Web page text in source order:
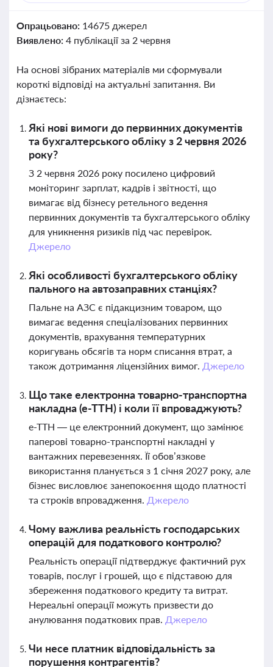
Опрацьовано: 14675 джерел
Виявлено: 4 публікації за 2 червня
На основі зібраних матеріалів ми сформували
короткі відповіді на актуальні запитання. Ви
дізнаєтесь:
Які нові вимоги до первинних документів
та бухгалтерського обліку з 2 червня 2026
року?
З 2 червня 2026 року посилено цифровий
моніторинг зарплат, кадрів і звітності, що
вимагає від бізнесу ретельного ведення
первинних документів та бухгалтерського обліку
для уникнення ризиків під час перевірок.
Джерело
Які особливості бухгалтерського обліку
пального на автозаправних станціях?
Пальне на АЗС є підакцизним товаром, що
вимагає ведення спеціалізованих первинних
документів, врахування температурних
коригувань обсягів та норм списання втрат, а
також дотримання ліцензійних вимог. Джерело
Що таке електронна товарно-транспортна
накладна (е-ТТН) і коли її впроваджують?
е-ТТН — це електронний документ, що замінює
паперові товарно-транспортні накладні у
вантажних перевезеннях. Її обов’язкове
використання планується з 1 січня 2027 року, але
бізнес висловлює занепокоєння щодо платності
та строків впровадження. Джерело
Чому важлива реальність господарських
операцій для податкового контролю?
Реальність операції підтверджує фактичний рух
товарів, послуг і грошей, що є підставою для
збереження податкового кредиту та витрат.
Нереальні операції можуть призвести до
анулювання податкових прав. Джерело
Чи несе платник відповідальність за
порушення контрагентів?